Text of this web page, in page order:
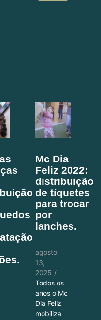
Mc Dia
Feliz 2022:
distribuição
de tíquetes
para trocar
por
lanches.
agosto
13,
2025 /
Todos os
anos o Mc
Dia Feliz
mobiliza